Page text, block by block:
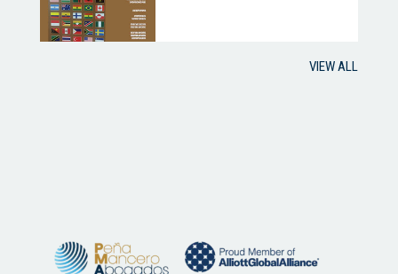
VIEW ALL